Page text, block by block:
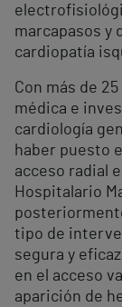
marcapasos y
cardiopatía
Con más de
médica e
cardiología
haber puesto
acceso radial
Hospitalario
tipo de
segura y
en el acceso
aparición de